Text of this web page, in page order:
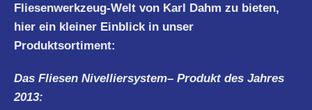
Fliesenwerkzeug-Welt von Karl Dahm zu bieten,
hier ein kleiner Einblick in unser
Produktsortiment:
Das Fliesen Nivelliersystem– Produkt des Jahres
2013: